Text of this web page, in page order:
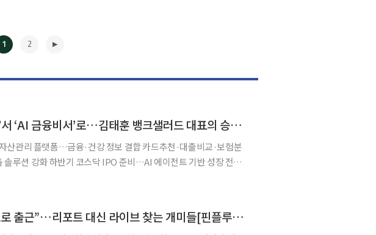
1 2
‘뼈 때리는 금융앱’서 ‘AI 금융비서’로…김태훈 뱅크샐러드 대표의 승부수 [CEO탐구생활]
산관리 플랫폼…금융·건강 정보 결합 카드추천·대출비교·보험분
루션 강화 하반기 코스닥 IPO 준비…AI 에이전트 기반 성장 전략
“오전 8시, 유튜브로 출근”…리포트 대신 라이브 찾는 개미들[핀플루언서, 금융 권력 되다 上 -①]